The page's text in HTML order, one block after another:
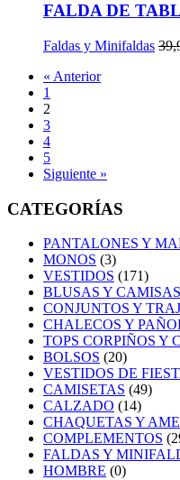
FALDA DE
Faldas y Minifaldas
« Anterior
1
2
3
4
5
Siguiente »
CATEGORÍAS
PANTALONES Y
MONOS (3)
VESTIDOS (171)
BLUSAS Y CAMISAS
CONJUNTOS Y
CHALECOS Y
TOPS CORPIÑOS Y
BOLSOS (20)
VESTIDOS DE
CAMISETAS (49)
CALZADO (14)
CHAQUETAS Y
COMPLEMENTOS
FALDAS Y
HOMBRE (0)